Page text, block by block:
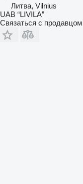
Литва, Vilnius
UAB “LIVILA”
Связаться с продавцом